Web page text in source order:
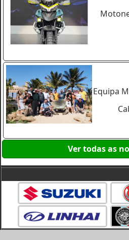
Equipa
Ver todas as